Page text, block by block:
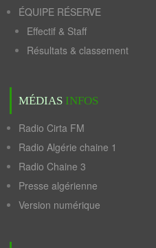
ÉQUIPE RÉSERVE
Effectif & Staff
Résultats & classement
MÉDIAS INFOS
Radio Cirta FM
Radio Algérie chaine 1
Radio Chaine 3
Presse algérienne
Version numérique